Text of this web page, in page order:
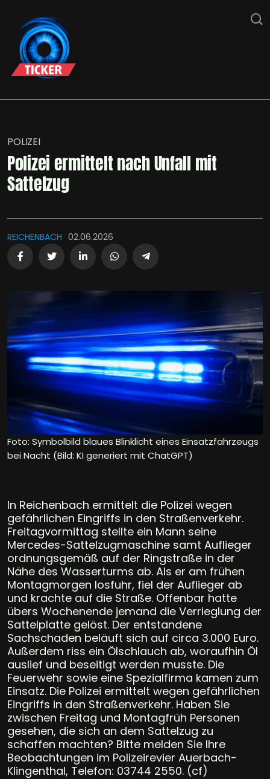
POLIZEI
Polizei ermittelt nach Unfall mit
Sattelzug
REICHENBACH 02.06.2026
Foto: Symbolbild blaues Blinklicht eines Einsatzfahrzeugs
bei Nacht (Bild: KI generiert mit ChatGPT)
In Reichenbach ermittelt die Polizei wegen
gefährlichen Eingriffs in den Straßenverkehr.
Freitagvormittag stellte ein Mann seine
Mercedes-Sattelzugmaschine samt Auflieger
ordnungsgemäß auf der Ringstraße in der
Nähe des Wasserturms ab. Als er am frühen
Montagmorgen losfuhr, fiel der Auflieger ab
und krachte auf die Straße. Offenbar hatte
übers Wochenende jemand die Verrieglung der
Sattelplatte gelöst. Der entstandene
Sachschaden beläuft sich auf circa 3.000 Euro.
Außerdem riss ein Ölschlauch ab, woraufhin Öl
auslief und beseitigt werden musste. Die
Feuerwehr sowie eine Spezialfirma kamen zum
Einsatz. Die Polizei ermittelt wegen gefährlichen
Eingriffs in den Straßenverkehr. Haben Sie
zwischen Freitag und Montagfrüh Personen
gesehen, die sich an dem Sattelzug zu
schaffen machten? Bitte melden Sie Ihre
Beobachtungen im Polizeirevier Auerbach-
Klingenthal, Telefon: 03744 2550. (cf)